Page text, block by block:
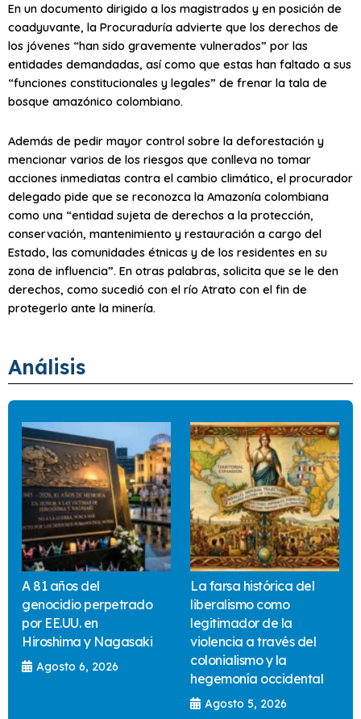
En un documento dirigido a los magistrados y en posición de
coadyuvante, la Procuraduría advierte que los derechos de
los jóvenes “han sido gravemente vulnerados” por las
entidades demandadas, así como que estas han faltado a sus
“funciones constitucionales y legales” de frenar la tala de
bosque amazónico colombiano.
Además de pedir mayor control sobre la deforestación y
mencionar varios de los riesgos que conlleva no tomar
acciones inmediatas contra el cambio climático, el procurador
delegado pide que se reconozca la Amazonía colombiana
como una “entidad sujeta de derechos a la protección,
conservación, mantenimiento y restauración a cargo del
Estado, las comunidades étnicas y de los residentes en su
zona de influencia”. En otras palabras, solicita que se le den
derechos, como sucedió con el río Atrato con el fin de
protegerlo ante la minería.
Análisis
A 81 años del
genocidio perpetrado
por EE.UU. en
Hiroshima y Nagasaki
Agosto 6, 2026
La farsa histórica del
liberalismo como
legitimador de la
violencia a través del
colonialismo y la
hegemonía occidental
Agosto 5, 2026